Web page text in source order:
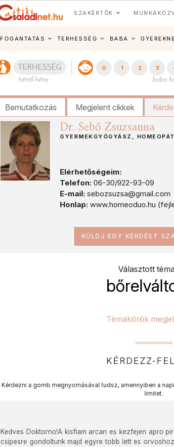
SZAKÉRTŐK
FOGANTATÁS TERHESSÉG BABA
0 1 2 3
Bemutatkozás Megjelent cikkek
Dr. Sebő Zsuzsanna
GYERMEKGYÓGYÁSZ,
Elérhetőségeim:
Telefon: 06-30/922-93-09
E-mail: sebozsuzsa@gmail.com
Honlap: www.homeoduo.hu
KÜLDJ EGY KÉRDÉST
Választott
Témakörök
KÉRDEZZ-
Kérdezni a gomb megnyomásával tudsz, amennyiben a
limitet.
Kedves Doktorno!A kisfiam arcan es kezfejen apro
csipesre gondoltunk majd egyre tobb lett es